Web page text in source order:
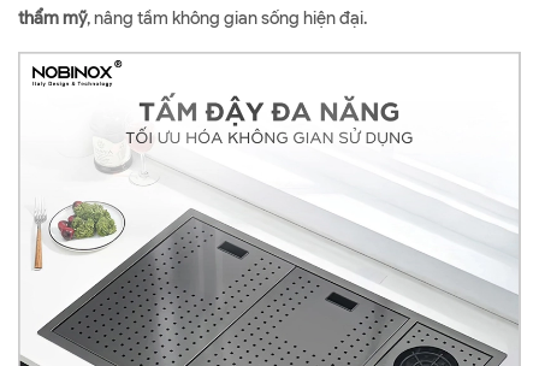
thẩm mỹ, nâng tầm không gian sống hiện đại.